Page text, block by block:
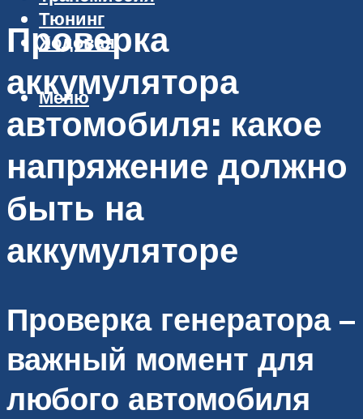
Тюнинг
Ходовая
Меню
Проверка
аккумулятора
автомобиля: какое
напряжение должно
быть на
аккумуляторе
Проверка генератора –
важный момент для
любого автомобиля